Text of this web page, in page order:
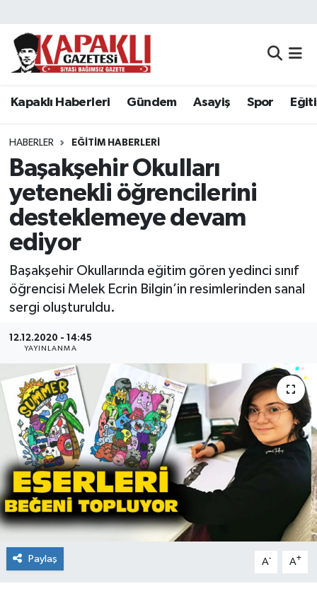
Kapaklı Haberleri Gündem Asayiş Spor
HABERLER EĞITIM HABERLERI
Başakşehir Okulları
yetenekli öğrencilerini
desteklemeye devam
ediyor
Başakşehir Okullarında eğitim gören yedinci sınıf
öğrencisi Melek Ecrin Bilgin’in resimlerinden sanal
sergi oluşturuldu.
12.12.2020 - 14:45
YAYINLANMA
Paylaş A- A+
Kapaklı Haberleri
Asayiş
Spor
Eğitim
Siyaset
Resmi Reklamlar
Tekirdağ
Ekonomi
Sağlık
Teknoloji
Yaşam
Tekirdağ Nöbetçi Eczaneler
Tekirdağ Namaz Vakitleri
Tekirdağ Trafik Yoğunluk Haritası
Süper Lig Puan Durumu ve Fikstür
Tüm Manşetler
Son Dakika Haberleri
Haber Arşivi